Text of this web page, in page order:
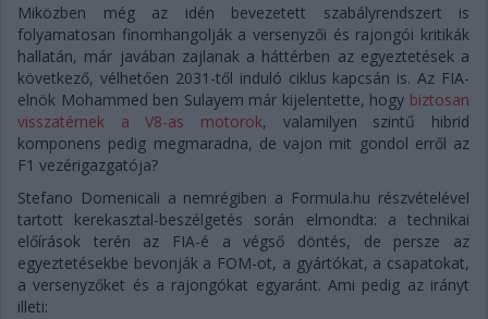
Miközben még az idén bevezetett szabályrendszert is
folyamatosan finomhangolják a versenyzői és rajongói kritikák
hallatán, már javában zajlanak a háttérben az egyeztetések a
következő, vélhetően 2031-től induló ciklus kapcsán is. Az FIA-
elnök Mohammed ben Sulayem már kijelentette, hogy biztosan
visszatérnek a V8-as motorok, valamilyen szintű hibrid
komponens pedig megmaradna, de vajon mit gondol erről az
F1 vezérigazgatója?
Stefano Domenicali a nemrégiben a Formula.hu részvételével
tartott kerekasztal-beszélgetés során elmondta: a technikai
előírások terén az FIA-é a végső döntés, de persze az
egyeztetésekbe bevonják a FOM-ot, a gyártókat, a csapatokat,
a versenyzőket és a rajongókat egyaránt. Ami pedig az irányt
illeti: